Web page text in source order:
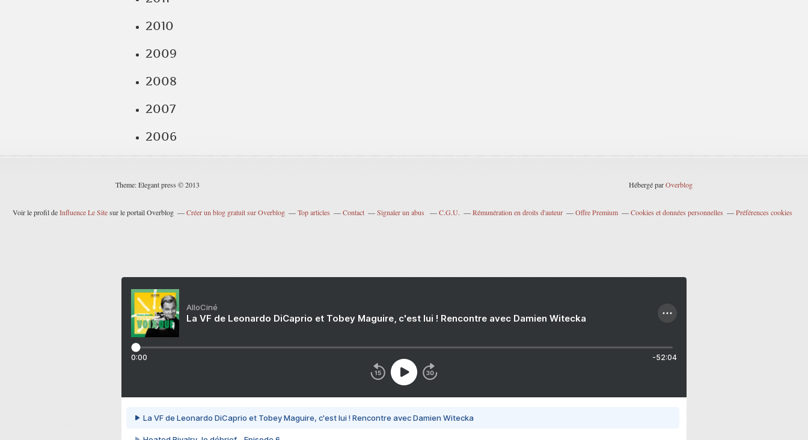
2010
2009
2008
2007
2006
Theme: Elegant press © 2013 Hébergé parOverblog
Voir le profil deInfluence Le Sitesur le portail Overblog Créer un blog gratuit sur Overblog Top articles Contact Signaler un abus C.G.U. Rémunération en droits d'auteur Offre Premium Cookies et données personnelles Préférences cookies
AlloCiné
La VF de Leonardo DiCaprio et Tobey Maguire, c'est lui ! Rencontre avec Damien Witecka
0:00 -52:04
La VF de Leonardo DiCaprio et Tobey Maguire, c'est lui ! Rencontre avec Damien Witecka